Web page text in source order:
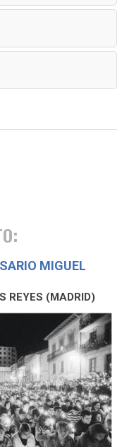
MIGUEL
REYES (MADRID)